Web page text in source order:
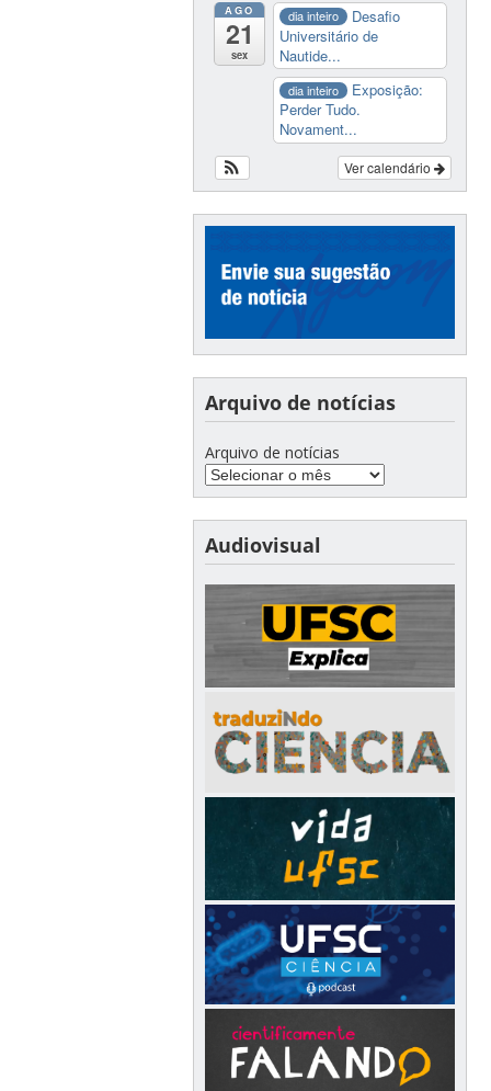
AGO
21
sex
dia inteiro
Desafio
Universitário de
Nautide...
dia inteiro
Exposição:
Perder Tudo.
Novament...
Ver calendário
Arquivo de notícias
Arquivo de notícias
Audiovisual